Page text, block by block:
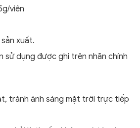
viên
xuất.
sử dụng được ghi trên nhãn chính
tránh ánh sáng mặt trời trực tiếp